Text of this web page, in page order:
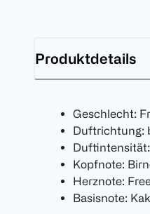
Produktdetails
Geschlecht:
Duftrichtung:
Kopfnote:
Herznote:
Basisnote: